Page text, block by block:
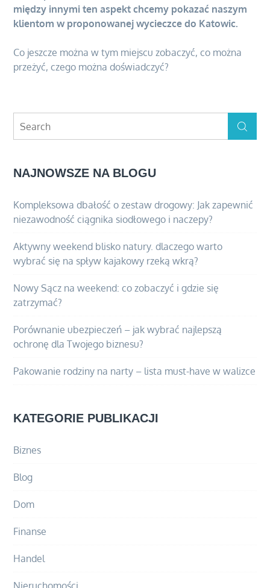
między innymi ten aspekt chcemy pokazać naszym
klientom w proponowanej wycieczce do Katowic.
Co jeszcze można w tym miejscu zobaczyć, co można
przeżyć, czego można doświadczyć?
Search
Search
NAJNOWSZE NA BLOGU
Kompleksowa dbałość o zestaw drogowy: Jak zapewnić
niezawodność ciągnika siodłowego i naczepy?
Aktywny weekend blisko natury. dlaczego warto
wybrać się na spływ kajakowy rzeką wkrą?
Nowy Sącz na weekend: co zobaczyć i gdzie się
zatrzymać?
Porównanie ubezpieczeń – jak wybrać najlepszą
ochronę dla Twojego biznesu?
Pakowanie rodziny na narty – lista must-have w walizce
KATEGORIE PUBLIKACJI
Biznes
Blog
Dom
Finanse
Handel